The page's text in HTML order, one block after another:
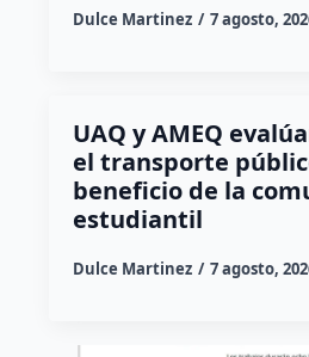
Dulce Martinez 7 agosto,
UAQ y AMEQ
el transporte
beneficio de la
estudiantil
Dulce Martinez 7 agosto,